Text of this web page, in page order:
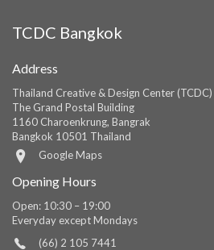
TCDC Bangkok
Address
Thailand Creative & Design Center (TCDC)
The Grand Postal Building
1160 Charoenkrung, Bangrak
Bangkok 10501 Thailand
Google Maps
Opening Hours
Open: 10:30 – 19:00
Everyday except Mondays
(66) 2 105 7441